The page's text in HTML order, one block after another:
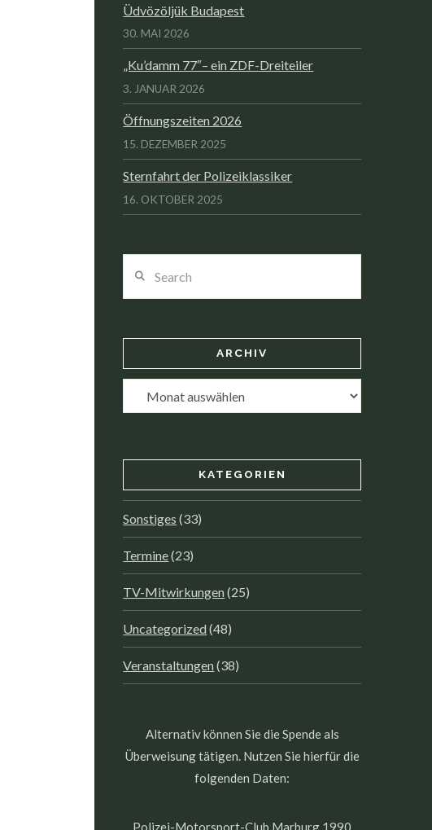
Üdvözöljük Budapest
30. MAI 2026
„Ku’damm 77″– ein ZDF-Dreiteiler
3. JANUAR 2026
Öffnungszeiten 2026
15. DEZEMBER 2025
Sternfahrt der Polizeiklassiker
16. OKTOBER 2025
ARCHIV
Archiv
KATEGORIEN
Sonstiges (33)
Termine(23)
TV-Mitwirkungen(25)
Uncategorized(48)
Veranstaltungen(38)
Alternativ können Sie die Spende als
Überweisung tätigen. Nutzen Sie hierfür die
folgenden Daten:
Polizei-Motorsport-Club Marburg 1990